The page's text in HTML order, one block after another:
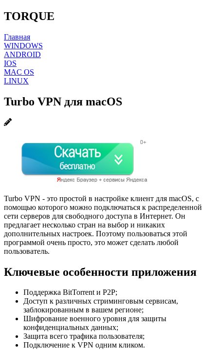
TORQUE
Главная
WINDOWS
ANDROID
IOS
MAC OS
LINUX
Turbo VPN для macOS
Turbo VPN - это простой в настройке клиент для macOS, с
помощью которого можно подключаться к распределенной
сети серверов для свободного доступа в Интернет. Он
предлагает несколько стран на выбор и никаких
дополнительных настроек. Поэтому пользоваться этой
программой очень просто, это может сделать любой
пользователь.
Ключевые особенности приложения
Поддержка BitTorrent и P2P;
Доступ к различных стриминговым сервисам,
заблокированным в вашем регионе;
Шифрование военного уровня для защиты
конфиденциальных данных;
Защита всего трафика пользователя;
Подключение к VPN одним кликом.